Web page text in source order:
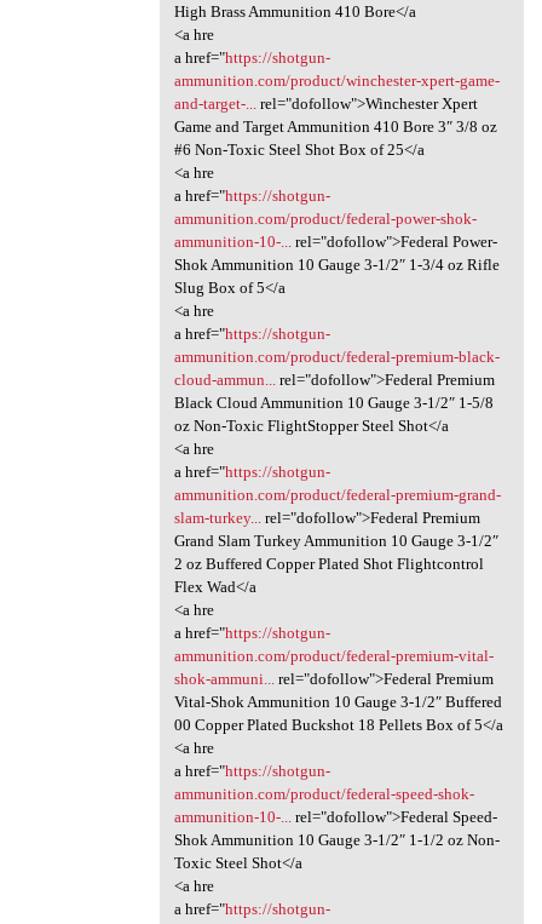
High Brass Ammunition 410 Bore</a
<a hre
a href="https://shotgun-
ammunition.com/product/winchester-xpert-game-
and-target-...rel="dofollow">Winchester Xpert
Game and Target Ammunition 410 Bore 3″ 3/8 oz
#6 Non-Toxic Steel Shot Box of 25</a
<a hre
a href="https://shotgun-
ammunition.com/product/federal-power-shok-
ammunition-10-...rel="dofollow">Federal Power-
Shok Ammunition 10 Gauge 3-1/2″ 1-3/4 oz Rifle
Slug Box of 5</a
<a hre
a href="https://shotgun-
ammunition.com/product/federal-premium-black-
cloud-ammun...rel="dofollow">Federal Premium
Black Cloud Ammunition 10 Gauge 3-1/2″ 1-5/8
oz Non-Toxic FlightStopper Steel Shot</a
<a hre
a href="https://shotgun-
ammunition.com/product/federal-premium-grand-
slam-turkey...rel="dofollow">Federal Premium
Grand Slam Turkey Ammunition 10 Gauge 3-1/2″
2 oz Buffered Copper Plated Shot Flightcontrol
Flex Wad</a
<a hre
a href="https://shotgun-
ammunition.com/product/federal-premium-vital-
shok-ammuni...rel="dofollow">Federal Premium
Vital-Shok Ammunition 10 Gauge 3-1/2″ Buffered
00 Copper Plated Buckshot 18 Pellets Box of 5</a
<a hre
a href="https://shotgun-
ammunition.com/product/federal-speed-shok-
ammunition-10-...rel="dofollow">Federal Speed-
Shok Ammunition 10 Gauge 3-1/2″ 1-1/2 oz Non-
Toxic Steel Shot</a
<a hre
a href="https://shotgun-